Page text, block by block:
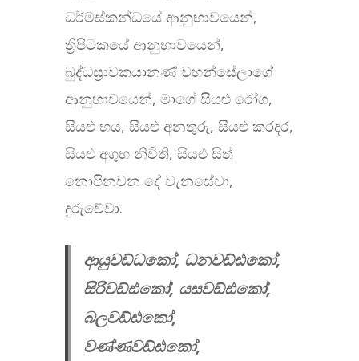
ධර්මස්කන්ධයේ ආනුභාවයෙන්,
ත්‍රිපිටකයේ ආනුභාවයෙන්,
බුද්ධස්‍රාවකයානණ් වහන්සේලාගේ
ආනුභාවයෙන්, මාගේ සියළු රෝග,
සියළු භය, සියළු අනතුරු, සියළු කරදර,
සියළු අශුභ නිවිති, සියළු සිත්
නොපිනවන දේ වැනසේවා,
දුරුවේවා.
ආයුවඩ්ධකෝ, ධනවඩ්ඪකෝ,
සිරිවඩ්ඪකෝ, යසවඩ්ඪකෝ,
බලවඩ්ඪකෝ,
වණ්ණවඩ්ඪකෝ,